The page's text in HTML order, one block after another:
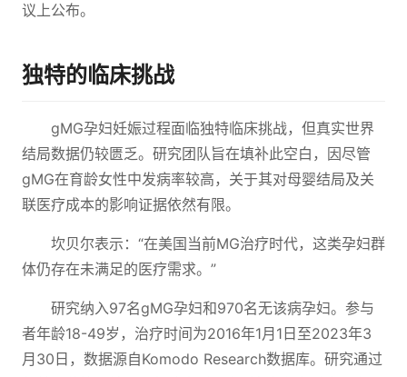
议上公布。
独特的临床挑战
gMG孕妇妊娠过程面临独特临床挑战，但真实世界
结局数据仍较匮乏。研究团队旨在填补此空白，因尽管
gMG在育龄女性中发病率较高，关于其对母婴结局及关
联医疗成本的影响证据依然有限。
坎贝尔表示：“在美国当前MG治疗时代，这类孕妇群
体仍存在未满足的医疗需求。”
研究纳入97名gMG孕妇和970名无该病孕妇。参与
者年龄18-49岁，治疗时间为2016年1月1日至2023年3
月30日，数据源自Komodo Research数据库。研究通过